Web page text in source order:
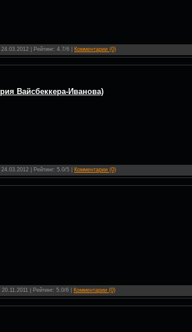
24.03.2012 | Рейтинг: 4.7/6 | Комментарии (0)
Вайсбеккера-Иванова)
24.03.2012 | Рейтинг: 5.0/5 | Комментарии (0)
20.11.2011 | Рейтинг: 5.0/6 | Комментарии (0)